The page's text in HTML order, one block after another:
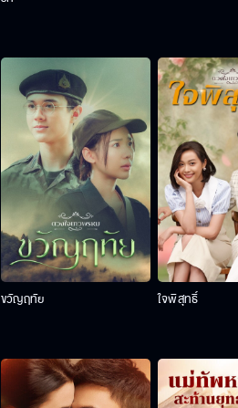
ขวัญฤทัย ใจพิสุทธิ์